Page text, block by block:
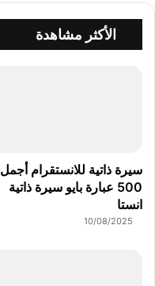
الأكثر مشاهدة
سيرة ذاتية للانستقرام أجمل
500 عبارة بايو سيرة ذاتية
انستا
10/08/2025